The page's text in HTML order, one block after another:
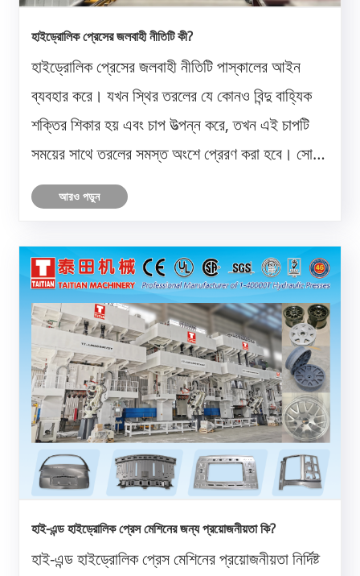
হাইড্রোলিক প্রেসের জলবাহী নীতিটি কী?
হাইড্রোলিক প্রেসের জলবাহী নীতিটি পাস্কালের আইন
ব্যবহার করে। যখন স্থির তরলের যে কোনও বিন্দু বাহ্যিক
শক্তির শিকার হয় এবং চাপ উত্পন্ন করে, তখন এই চাপটি
সময়ের সাথে তরলের সমস্ত অংশে প্রেরণ করা হবে। সোজা
কথায়। সলিডগুলি চাপ সংক্রমণ করে এবং তরলগুলি চাপ
প্রেরণ করে। এটি বোঝা সহজ যে সলিডগুলি চাপ সংক্রমণ
আরও পড়ুন
হাই-এন্ড হাইড্রোলিক প্রেস মেশিনের জন্য প্রয়োজনীয়তা কি?
হাই-এন্ড হাইড্রোলিক প্রেস মেশিনের প্রয়োজনীয়তা নির্দিষ্ট